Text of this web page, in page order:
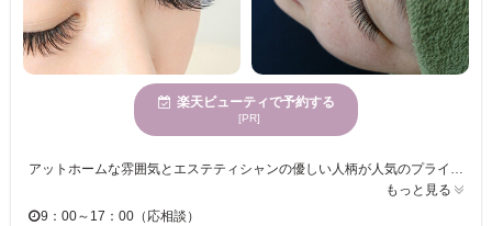
楽天ビューティで予約する
[PR]
アットホームな雰囲気とエステティシャンの優しい人柄が人気のプライベートサロン♪ 丁寧なカウンセリングで、一人ひとりに合ったメニューを提案いたしますので初めての人も緊張せず安心して施術が受けられます♪ 広々したキッズルームも完備しているので、お子様連れのご来店も大歓迎！ LineStは綺麗になりたいママを応援しています♪ おもちゃも沢山ございますので、お子様も飽きることなくお待ちいただけますよ★ 【付け放題メニューでボリュームアイ◎】 ◆まつ毛エクステつけ放題 60分 ￥5,000◆ お客様の目の形や理想の仕上がりをしっかりとカウンセリングし、魅力的で大きな目元をご提案いたします☆ ナチュラルからゴージャス系まで幅広く対応致しますので お客様の「なりたい」を是非ご相談くださいね♪ 毎日お仕事・家事・育児を頑張っている全ての女性が美しく輝けるよう、全力でお手伝い致します☆ ご来店お待ちしております♪
もっと見る
9：00～17：00（応相談）